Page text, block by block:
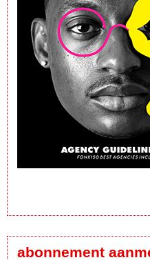
abonnement